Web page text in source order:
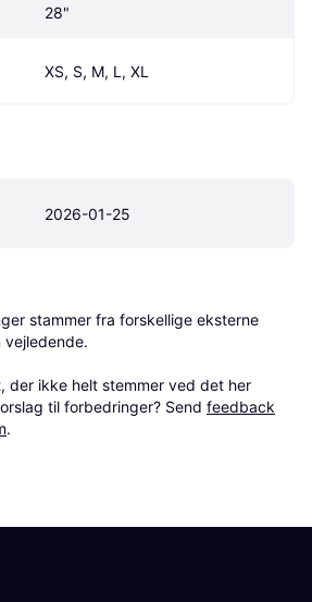
28"
XS, S, M, L, XL
2026-01-25
stammer fra forskellige eksterne
der ikke helt stemmer ved det her
til forbedringer? Send feedback
.